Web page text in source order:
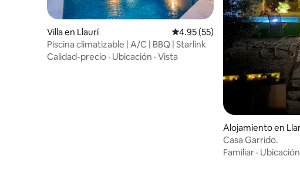
Villa en Llaurí Calificación promedio: 4.95 de
4.95 (55)
Piscina climatizable | A/C | BBQ | Starlink
Calidad-precio · Ubicación · Vista
Alojamiento en
Casa Garrido.
Familiar · Ubicación